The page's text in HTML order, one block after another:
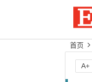
首页
A+